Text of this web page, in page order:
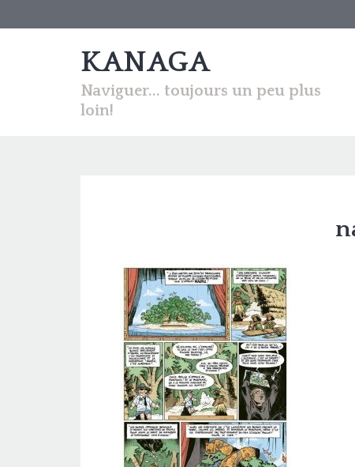
KANAGA
Naviguer... toujours un peu plus
loin!